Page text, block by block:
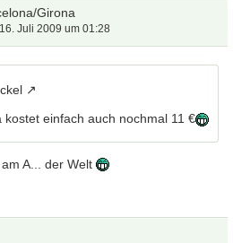
Girona
16. Juli 2009 um 01:28
kostet einfach auch nochmal 11 €
A... der Welt